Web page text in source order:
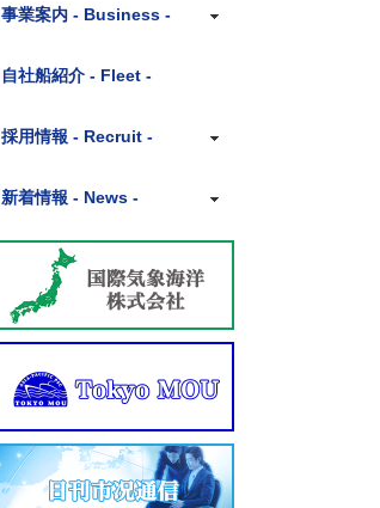
社長挨拶
沿革
組織図
アクセス
事業案内 - Business -
代理
用船
運航
船舶売買
自社船紹介 - Fleet -
採用情報 - Recruit -
募集事項
社員インタビュー
サークル活動
新着情報 - News -
ニュースリリース
コラム